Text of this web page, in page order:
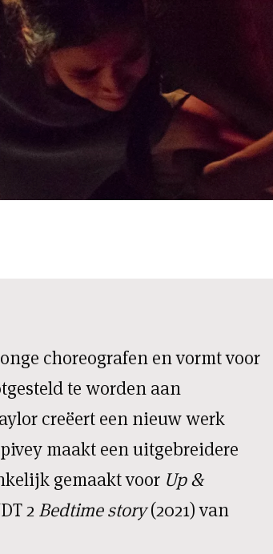
choreografen en vormt voor
te worden aan
creëert een nieuw werk
maakt een uitgebreidere
gemaakt voor Up &
2Bedtime story(2021) van